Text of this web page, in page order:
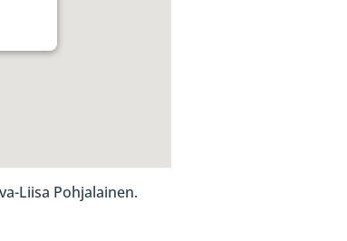
Liisa Pohjalainen.